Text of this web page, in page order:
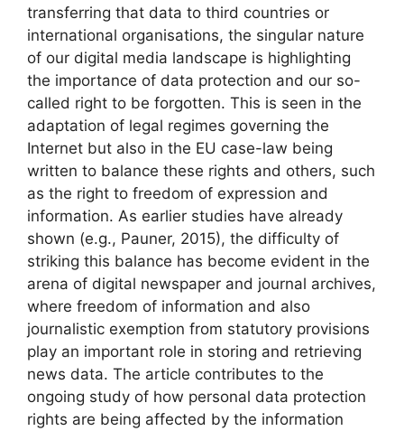
transferring that data to third countries or
international organisations, the singular nature
of our digital media landscape is highlighting
the importance of data protection and our so-
called right to be forgotten. This is seen in the
adaptation of legal regimes governing the
Internet but also in the EU case-law being
written to balance these rights and others, such
as the right to freedom of expression and
information. As earlier studies have already
shown (e.g., Pauner, 2015), the difficulty of
striking this balance has become evident in the
arena of digital newspaper and journal archives,
where freedom of information and also
journalistic exemption from statutory provisions
play an important role in storing and retrieving
news data. The article contributes to the
ongoing study of how personal data protection
rights are being affected by the information